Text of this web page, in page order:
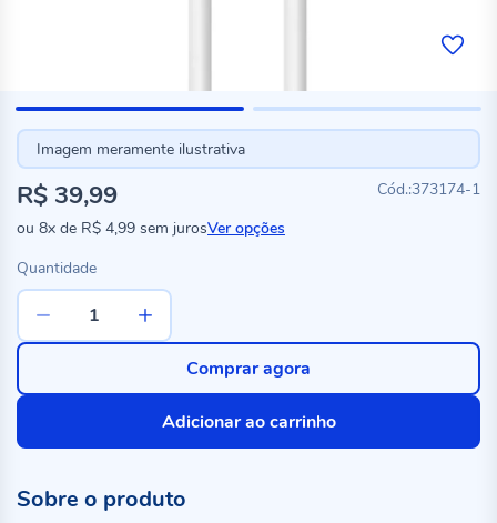
Imagem meramente ilustrativa
373174-1
R$ 39,99
ou 8x de R$ 4,99 sem jurosVer opções
Quantidade
Adicionar ao carrinho
Comprar agora
Sobre o produto